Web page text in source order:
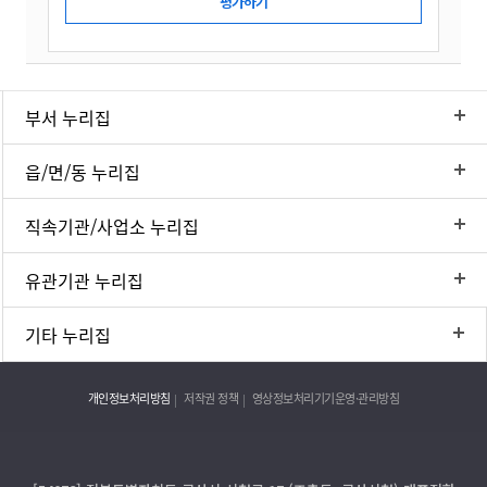
부서 누리집
읍/면/동 누리집
직속기관/사업소 누리집
유관기관 누리집
기타 누리집
개인정보처리방침 저작권 정책 영상정보처리기기운영·관리방침